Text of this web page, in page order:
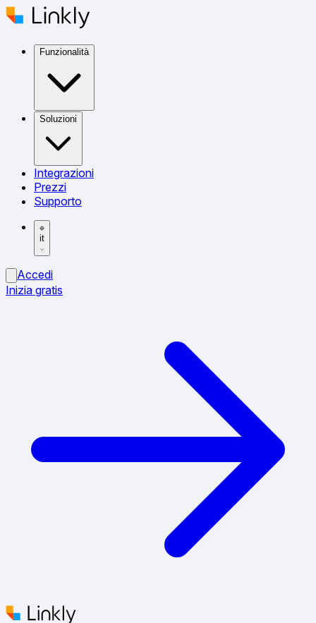
Funzionalità
Soluzioni
Integrazioni
Prezzi
Supporto
it
Accedi
Inizia gratis